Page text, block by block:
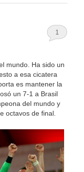
1
mundo. Ha sido un
a esa cicatera
es mantener la
un 7-1 a Brasil
del mundo y
octavos de final.